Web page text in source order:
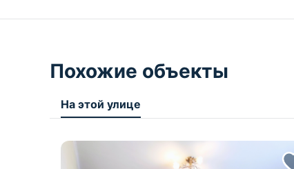
Похожие объекты
На этой улице